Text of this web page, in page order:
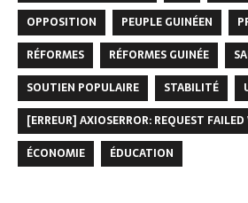
OPPOSITION
PEUPLE GUINÉEN
RÉFORMES
RÉFORMES GUINÉE
SOUTIEN POPULAIRE
STABILITÉ
[ERREUR] AXIOSERROR: REQUEST
ÉCONOMIE
ÉDUCATION